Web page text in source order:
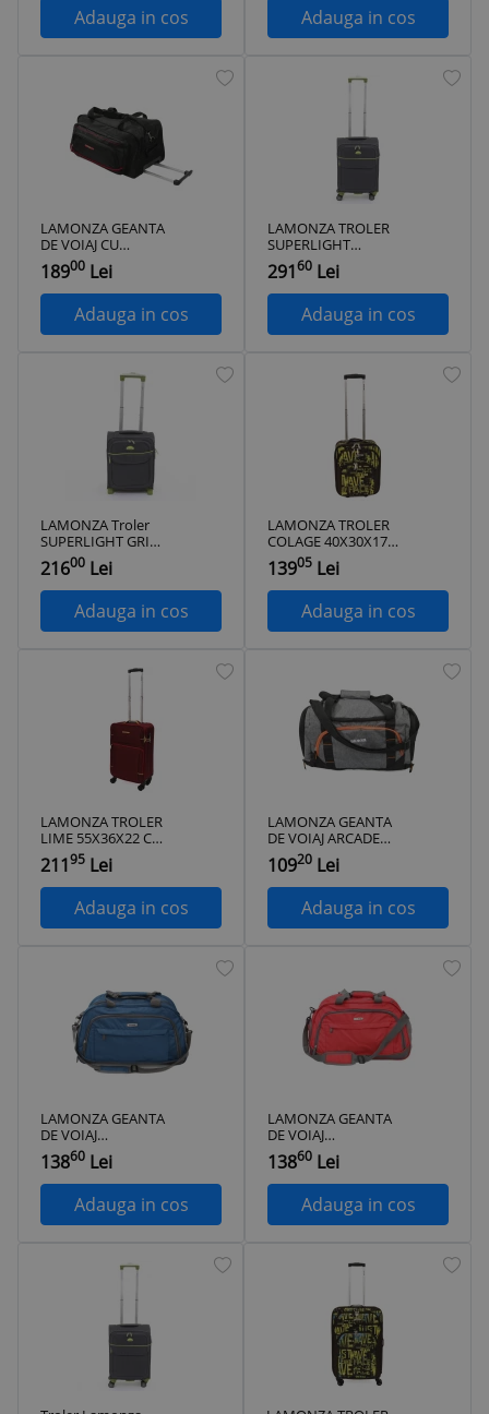
BLEUMARIN
ProVoyage Vacation
Adauga in cos Adauga in cos
LAMONZA GEANTA
DE VOIAJ CU
TROLER SMILEY
55X30X30 CM
NEGRU ProVoyage
Vacation
18900 Lei
Adauga in cos
LAMONZA TROLER
SUPERLIGHT
55X37X22 CM GRI
INCHIS ProVoyage
Vacation
29160 Lei
Adauga in cos
LAMONZA Troler
SUPERLIGHT GRI
40X30X21CM
ProVoyage Vacation
21600 Lei
Adauga in cos
LAMONZA TROLER
COLAGE 40X30X17
CM PRINT
ProVoyage Vacation
13905 Lei
Adauga in cos
LAMONZA TROLER
LIME 55X36X22 CM
ROSU ProVoyage
Vacation
21195 Lei
Adauga in cos
LAMONZA GEANTA
DE VOIAJ ARCADE
52X28X24 CM GRI
ProVoyage Vacation
10920 Lei
Adauga in cos
LAMONZA GEANTA
DE VOIAJ
COLORADO
50X30X22 CM
ALBASTRU
ProVoyage Vacation
13860 Lei
Adauga in cos
LAMONZA GEANTA
DE VOIAJ
COLORADO
50X30X22 CM ROSU
ProVoyage Vacation
13860 Lei
Adauga in cos